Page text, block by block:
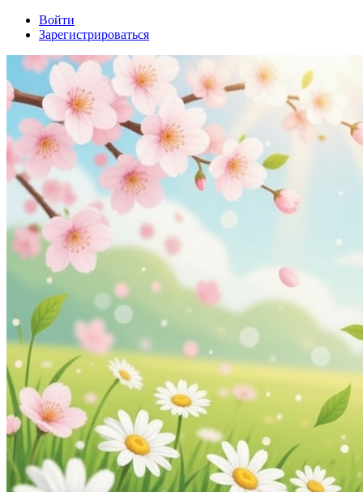
Войти
Зарегистрироваться